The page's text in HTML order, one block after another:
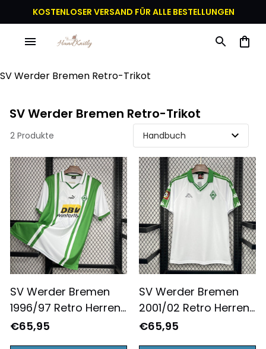
KOSTENLOSER VERSAND FÜR ALLE BESTELLUNGEN
SV Werder Bremen Retro-Trikot
SV Werder Bremen Retro-Trikot
2 Produkte
SV Werder Bremen
1996/97 Retro Herren
Heimtrikot -
€65,95
SV Werder Bremen
2001/02 Retro Herren
Auswärtstrikot - Weiß
€65,95